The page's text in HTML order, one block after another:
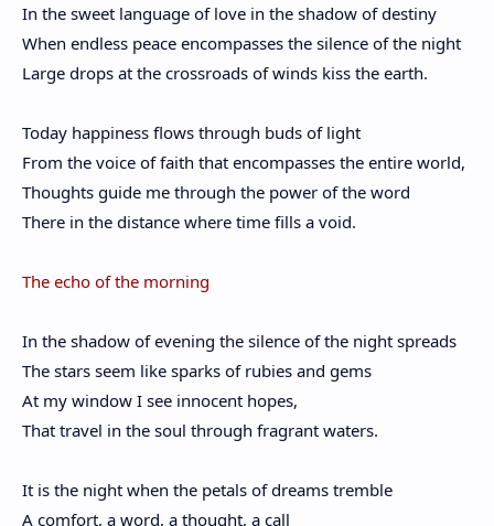
In the sweet language of love in the shadow of destiny
When endless peace encompasses the silence of the night
Large drops at the crossroads of winds kiss the earth.
Today happiness flows through buds of light
From the voice of faith that encompasses the entire world,
Thoughts guide me through the power of the word
There in the distance where time fills a void.
The echo of the morning
In the shadow of evening the silence of the night spreads
The stars seem like sparks of rubies and gems
At my window I see innocent hopes,
That travel in the soul through fragrant waters.
It is the night when the petals of dreams tremble
A comfort, a word, a thought, a call